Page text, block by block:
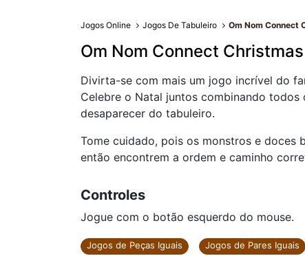
Jogos Online Jogos De Tabuleiro Om Nom Connect
Om Nom Connect Christmas
Divirta-se com mais um jogo incrível do
Celebre o Natal juntos combinando
desaparecer do tabuleiro.
Tome cuidado, pois os monstros e doces
então encontrem a ordem e caminho
Controles
Jogue com o botão esquerdo do mouse.
Jogos de Peças Iguais Jogos de Pares Iguais